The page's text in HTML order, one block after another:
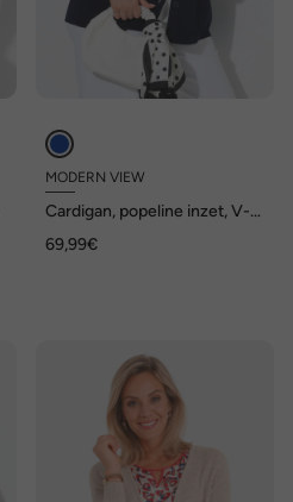
MODERN VIEW
Cardigan, popeline inzet, V-
69,99€